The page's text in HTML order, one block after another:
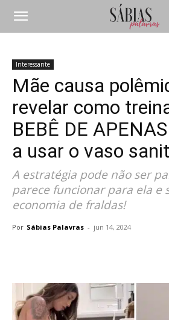
Interessante
Mãe causa
revelar como
BEBÊ DE
a usar o vaso
A estratégia pode não ser
parece funcionar para ela e
economia de fraldas!
Por Sábias Palavras - jun 14, 2024